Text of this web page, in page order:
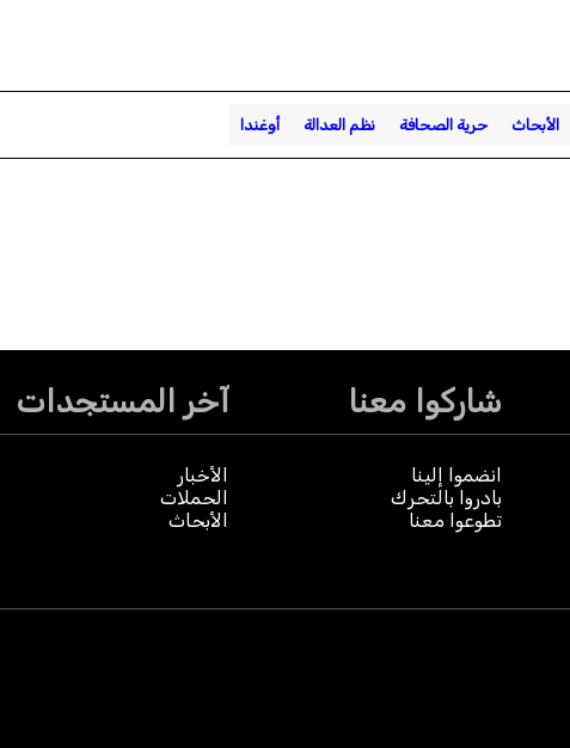
الأبحاث حرية الصحافة نظم العدالة أوغندا
شاركوا معنا
انضموا إلينا
بادروا بالتحرك
تطوعوا معنا
آخر المستجدات
الأخبار
الحملات
الأبحاث